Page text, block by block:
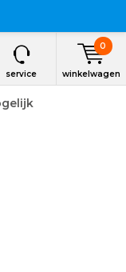
service winkelwagen
0